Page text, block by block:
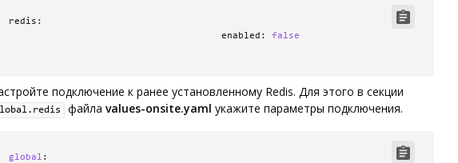
Code copied
redis :
                                      enabled
: false
подключение к ранее установленному Redis. Для этого в секции
файла values-onsite.yaml укажите параметры подключения.
Code copied
global :